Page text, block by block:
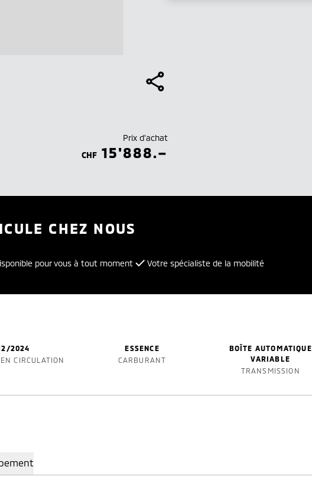
Prix d’achat
CHF 15'888.–
CHEZ NOUS
pour vous à tout moment Votre spécialiste de la mobilité
2024
CIRCULATION
ESSENCE
CARBURANT
BOÎTE AUTOMATIQUE
VARIABLE
TRANSMISSION